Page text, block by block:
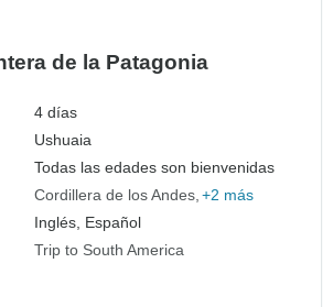
de la Patagonia
4 días
Ushuaia
Todas las edades son bienvenidas
Cordillera de los Andes +2 más
Inglés, Español
Trip to South America